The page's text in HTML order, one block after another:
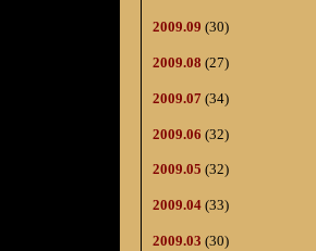
2009.09 (30)
2009.08 (27)
2009.07 (34)
2009.06 (32)
2009.05 (32)
2009.04 (33)
2009.03 (30)